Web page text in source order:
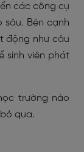
các công cụ
Bên cạnh
động như câu
sinh viên phát
trường nào
qua.